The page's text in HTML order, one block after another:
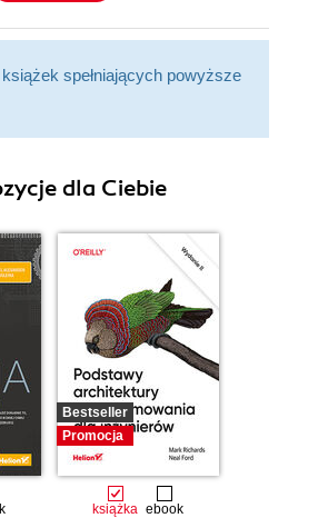
spełniających powyższe
dla Ciebie
Bestseller
Promocja
książka ebook